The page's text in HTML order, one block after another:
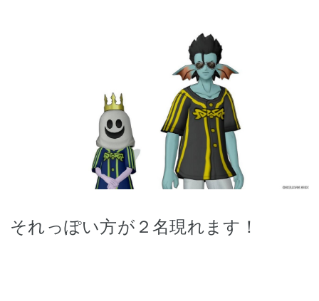
それっぽい方が２名現れます！